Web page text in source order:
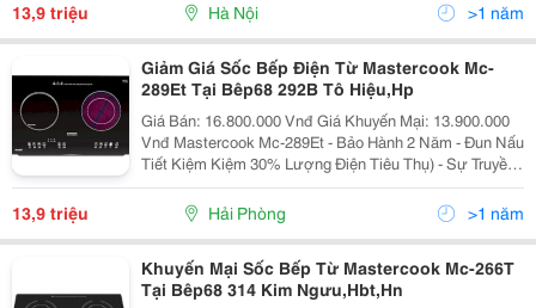
Nghệ Cảm Ứng Sẽ Gi
13,9 triệu Hà Nội >1 năm
Giảm Giá Sốc Bếp Điện Từ Mastercook Mc-
289Et Tại Bêp68 292B Tô Hiệu,Hp
Giá Bán: 16.800.000 Vnđ Giá Khuyến Mại: 13.900.000
Vnđ Mastercook Mc-289Et - Bảo Hành 2 Năm - Đun Nấu
Tiết Kiệm Kiệm 30% Lượng Điện Tiêu Thụ) - Sự Truyền
Nhiệt Từ Mặt Bếp Trực Tiếp Lên Đáy Nồi Qua Công
Nghệ Cảm Ứng Sẽ Gi
13,9 triệu Hải Phòng >1 năm
Khuyến Mại Sốc Bếp Từ Mastercook Mc-266T
Tại Bêp68 314 Kim Ngưu,Hbt,Hn